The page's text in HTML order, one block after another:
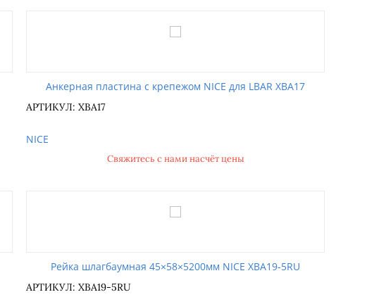
Анкерная пластина с крепежом NICE для LBAR XBA17
АРТИКУЛ: XBA17
NICE
Свяжитесь с нами насчёт цены
Рейка шлагбаумная 45×58×5200мм NICE XBA19-5RU
АРТИКУЛ: XBA19-5RU